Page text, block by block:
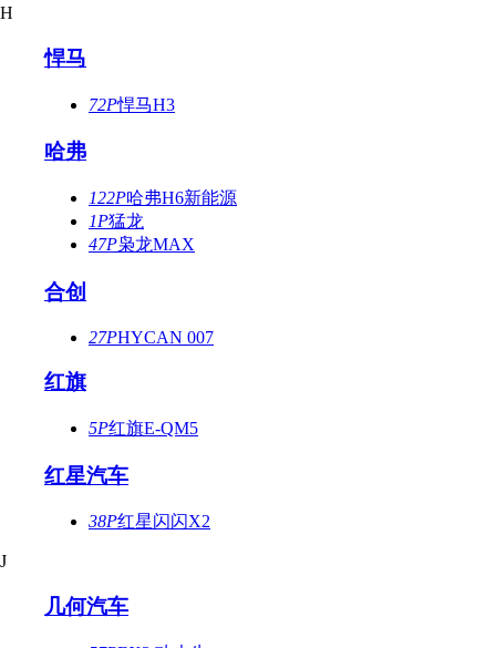
H
悍马
72P悍马H3
哈弗
122P哈弗H6新能源
1P猛龙
47P枭龙MAX
合创
27PHYCAN 007
红旗
5P红旗E-QM5
红星汽车
38P红星闪闪X2
J
几何汽车